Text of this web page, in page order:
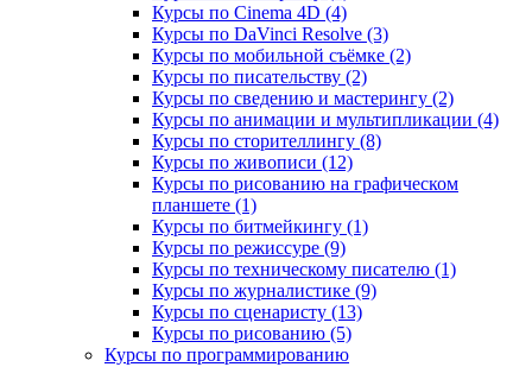
Курсы по Cinema 4D (4)
Курсы по DaVinci Resolve (3)
Курсы по мобильной съёмке (2)
Курсы по писательству (2)
Курсы по сведению и мастерингу (2)
Курсы по анимации и мультипликации (4)
Курсы по сторителлингу (8)
Курсы по живописи (12)
Курсы по рисованию на графическом
планшете (1)
Курсы по битмейкингу (1)
Курсы по режиссуре (9)
Курсы по техническому писателю (1)
Курсы по журналистике (9)
Курсы по сценаристу (13)
Курсы по рисованию (5)
Курсы по программированию